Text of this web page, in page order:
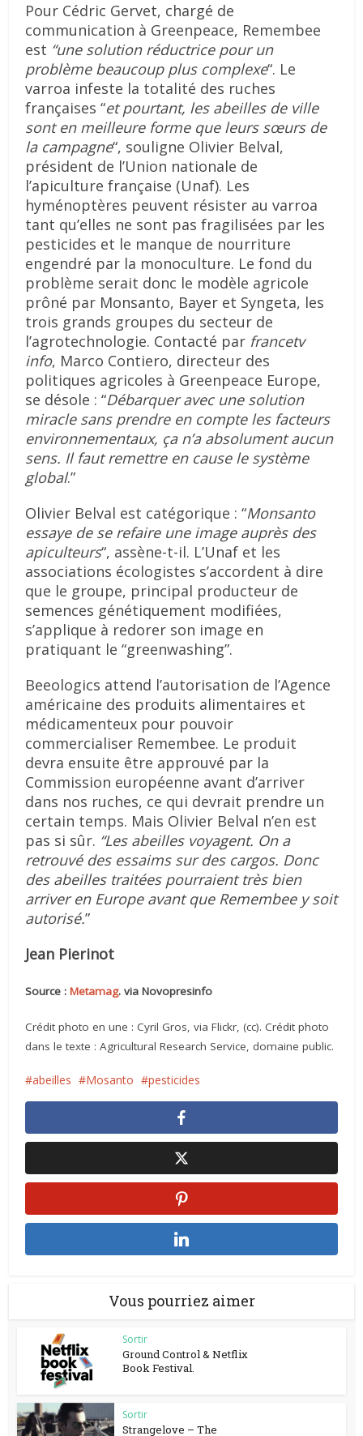
Pour Cédric Gervet, chargé de
communication à Greenpeace, Remembee
est “une solution réductrice pour un
problème beaucoup plus complexe“. Le
varroa infeste la totalité des ruches
françaises “et pourtant, les abeilles de ville
sont en meilleure forme que leurs sœurs de
la campagne“, souligne Olivier Belval,
président de l’Union nationale de
l’apiculture française (Unaf). Les
hyménoptères peuvent résister au varroa
tant qu’elles ne sont pas fragilisées par les
pesticides et le manque de nourriture
engendré par la monoculture. Le fond du
problème serait donc le modèle agricole
prôné par Monsanto, Bayer et Syngeta, les
trois grands groupes du secteur de
l’agrotechnologie. Contacté par francetv
info, Marco Contiero, directeur des
politiques agricoles à Greenpeace Europe,
se désole : “Débarquer avec une solution
miracle sans prendre en compte les facteurs
environnementaux, ça n’a absolument aucun
sens. Il faut remettre en cause le système
global.”
Olivier Belval est catégorique : “Monsanto
essaye de se refaire une image auprès des
apiculteurs“, assène-t-il. L’Unaf et les
associations écologistes s’accordent à dire
que le groupe, principal producteur de
semences génétiquement modifiées,
s’applique à redorer son image en
pratiquant le “greenwashing”.
Beeologics attend l’autorisation de l’Agence
américaine des produits alimentaires et
médicamenteux pour pouvoir
commercialiser Remembee. Le produit
devra ensuite être approuvé par la
Commission européenne avant d’arriver
dans nos ruches, ce qui devrait prendre un
certain temps. Mais Olivier Belval n’en est
pas si sûr. “Les abeilles voyagent. On a
retrouvé des essaims sur des cargos. Donc
des abeilles traitées pourraient très bien
arriver en Europe avant que Remembee y soit
autorisé.”
Jean Pierinot
Source :Metamag. via Novopresinfo
Crédit photo en une : Cyril Gros, via Flickr, (cc). Crédit photo
dans le texte : Agricultural Research Service, domaine public.
abeilles Mosanto pesticides
Vous pourriez aimer
Sortir
Ground Control & Netflix
Book Festival.
Sortir
Strangelove – The